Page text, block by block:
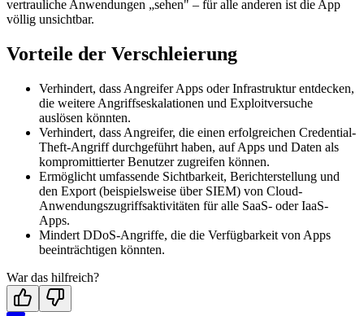
vertrauliche Anwendungen „sehen" – für alle anderen ist die App
völlig unsichtbar.
Vorteile der Verschleierung
Verhindert, dass Angreifer Apps oder Infrastruktur entdecken,
die weitere Angriffseskalationen und Exploitversuche
auslösen könnten.
Verhindert, dass Angreifer, die einen erfolgreichen Credential-
Theft-Angriff durchgeführt haben, auf Apps und Daten als
kompromittierter Benutzer zugreifen können.
Ermöglicht umfassende Sichtbarkeit, Berichterstellung und
den Export (beispielsweise über SIEM) von Cloud-
Anwendungszugriffsaktivitäten für alle SaaS- oder IaaS-
Apps.
Mindert DDoS-Angriffe, die die Verfügbarkeit von Apps
beeinträchtigen könnten.
War das hilfreich?